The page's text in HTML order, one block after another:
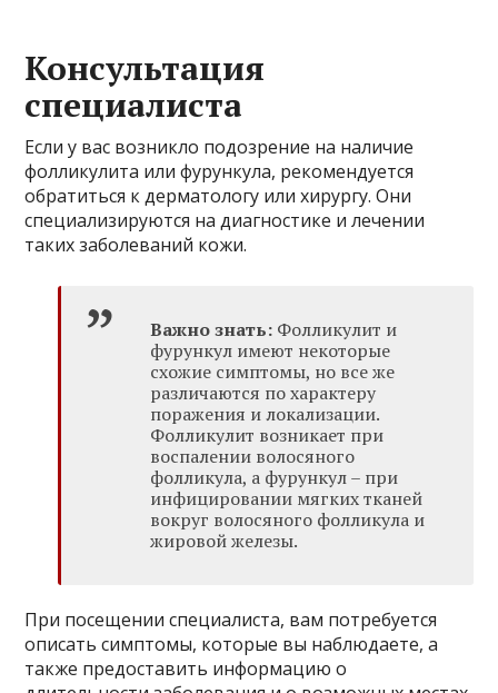
Консультация
специалиста
Если у вас возникло подозрение на наличие
фолликулита или фурункула, рекомендуется
обратиться к дерматологу или хирургу. Они
специализируются на диагностике и лечении
таких заболеваний кожи.
Важно знать: Фолликулит и
фурункул имеют некоторые
схожие симптомы, но все же
различаются по характеру
поражения и локализации.
Фолликулит возникает при
воспалении волосяного
фолликула, а фурункул – при
инфицировании мягких тканей
вокруг волосяного фолликула и
жировой железы.
При посещении специалиста, вам потребуется
описать симптомы, которые вы наблюдаете, а
также предоставить информацию о